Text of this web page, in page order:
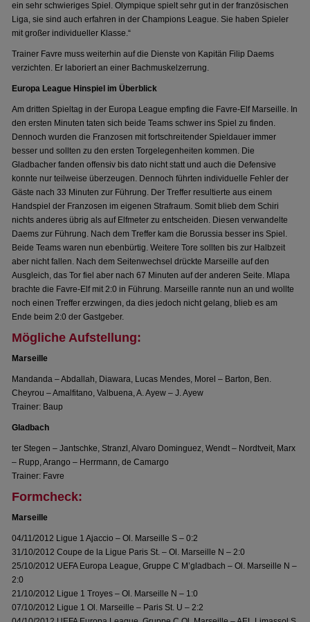
ein sehr schwieriges Spiel. Olympique spielt sehr gut in der französischen
Liga, sie sind auch erfahren in der Champions League. Sie haben Spieler
mit großer individueller Klasse.“
Trainer Favre muss weiterhin auf die Dienste von Kapitän Filip Daems
verzichten. Er laboriert an einer Bachmuskelzerrung.
Europa League Hinspiel im Überblick
Am dritten Spieltag in der Europa League empfing die Favre-Elf Marseille. In
den ersten Minuten taten sich beide Teams schwer ins Spiel zu finden.
Dennoch wurden die Franzosen mit fortschreitender Spieldauer immer
besser und sollten zu den ersten Torgelegenheiten kommen. Die
Gladbacher fanden offensiv bis dato nicht statt und auch die Defensive
konnte nur teilweise überzeugen. Dennoch führten individuelle Fehler der
Gäste nach 33 Minuten zur Führung. Der Treffer resultierte aus einem
Handspiel der Franzosen im eigenen Strafraum. Somit blieb dem Schiri
nichts anderes übrig als auf Elfmeter zu entscheiden. Diesen verwandelte
Daems zur Führung. Nach dem Treffer kam die Borussia besser ins Spiel.
Beide Teams waren nun ebenbürtig. Weitere Tore sollten bis zur Halbzeit
aber nicht fallen. Nach dem Seitenwechsel drückte Marseille auf den
Ausgleich, das Tor fiel aber nach 67 Minuten auf der anderen Seite. Mlapa
brachte die Favre-Elf mit 2:0 in Führung. Marseille rannte nun an und wollte
noch einen Treffer erzwingen, da dies jedoch nicht gelang, blieb es am
Ende beim 2:0 der Gastgeber.
Mögliche Aufstellung:
Marseille
Mandanda – Abdallah, Diawara, Lucas Mendes, Morel – Barton, Ben.
Cheyrou – Amalfitano, Valbuena, A. Ayew – J. Ayew
Trainer: Baup
Gladbach
ter Stegen – Jantschke, Stranzl, Alvaro Dominguez, Wendt – Nordtveit, Marx
– Rupp, Arango – Herrmann, de Camargo
Trainer: Favre
Formcheck:
Marseille
04/11/2012 Ligue 1 Ajaccio – Ol. Marseille S – 0:2
31/10/2012 Coupe de la Ligue Paris St. – Ol. Marseille N – 2:0
25/10/2012 UEFA Europa League, Gruppe C M’gladbach – Ol. Marseille N –
2:0
21/10/2012 Ligue 1 Troyes – Ol. Marseille N – 1:0
07/10/2012 Ligue 1 Ol. Marseille – Paris St. U – 2:2